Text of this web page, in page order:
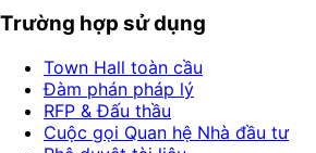
Trường hợp sử dụng
Town Hall toàn cầu
Đàm phán pháp lý
RFP & Đấu thầu
Cuộc gọi Quan hệ Nhà đầu tư